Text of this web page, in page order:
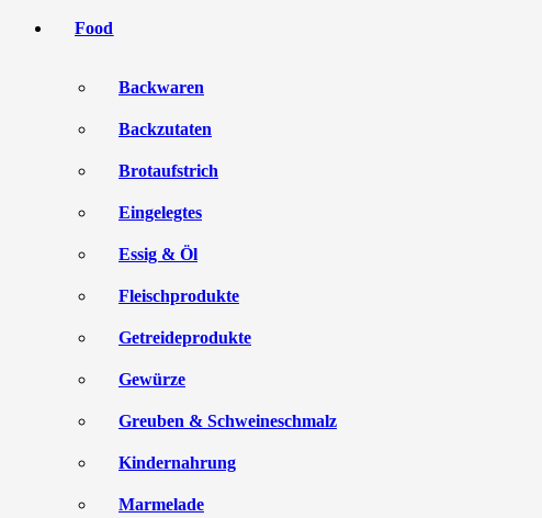
Food
Backwaren
Backzutaten
Brotaufstrich
Eingelegtes
Essig & Öl
Fleischprodukte
Getreideprodukte
Gewürze
Greuben & Schweineschmalz
Kindernahrung
Marmelade